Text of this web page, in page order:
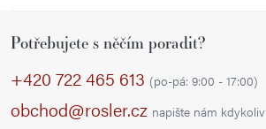
Potřebujete s něčím poradit?
+420 722 465 613 (po-pá: 9:00 - 17:00)
obchod@rosler.cz napište nám kdykoliv